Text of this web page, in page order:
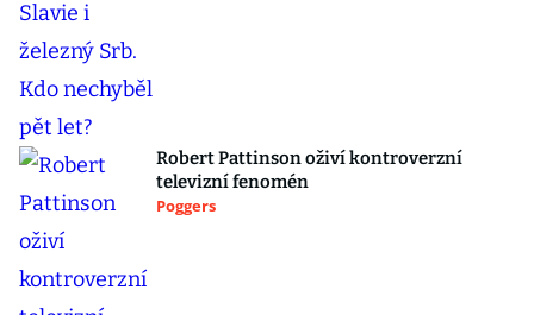
Robert Pattinson oživí kontroverzní
televizní fenomén
Poggers